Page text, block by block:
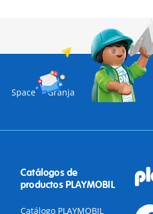
Space Granja
Catálogos de
productos PLAYMOBIL
Catálogo PLAYMOBIL